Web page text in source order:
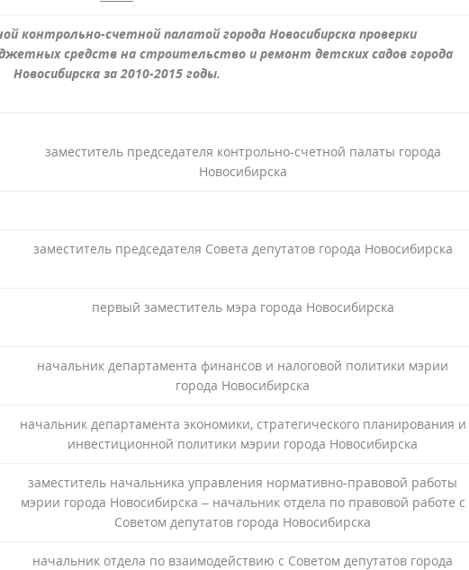
контрольно-счетной палатой города Новосибирска проверки
средств на строительство и ремонт детских садов города
Новосибирска за 2010-2015 годы.
заместитель председателя контрольно-счетной палаты города
Новосибирска
заместитель председателя Совета депутатов города Новосибирска
первый заместитель мэра города Новосибирска
начальник департамента финансов и налоговой политики мэрии
города Новосибирска
начальник департамента экономики, стратегического планирования и
инвестиционной политики мэрии города Новосибирска
заместитель начальника управления нормативно-правовой работы
мэрии города Новосибирска – начальник отдела по правовой работе с
Советом депутатов города Новосибирска
начальник отдела по взаимодействию с Советом депутатов города